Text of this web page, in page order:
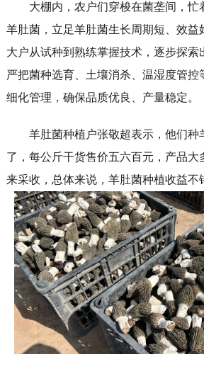
大棚内，农户们穿梭在菌垄间，忙
羊肚菌，立足羊肚菌生长周期短、效益
大户从试种到熟练掌握技术，逐步探索
严把菌种选育、土壤消杀、温湿度管控
细化管理，确保品质优良、产量稳定。
羊肚菌种植户张敬超表示，他们种
了，每公斤干货售价五六百元，产品大
来采收，总体来说，羊肚菌种植收益不